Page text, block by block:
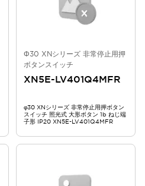
Φ30 XNシリーズ 非常停止用押
ボタンスイッチ
XN5E-LV401Q4MFR
φ30 XNシリーズ 非常停止用押ボタン
スイッチ 照光式 大形ボタン 1b ねじ端
子形 IP20 XN5E-LV401Q4MFR